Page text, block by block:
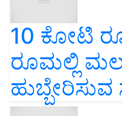
10 ಕೋಟಿ
ರೂಮಲ್ಲಿ